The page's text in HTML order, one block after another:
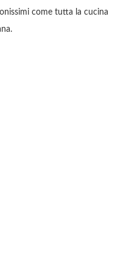
come tutta la cucina